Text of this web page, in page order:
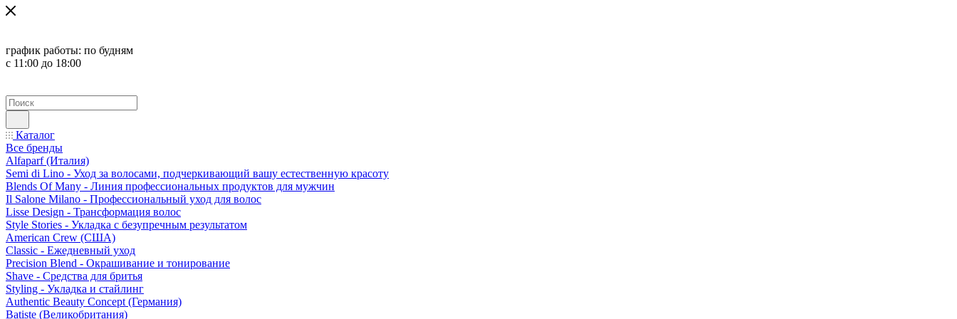
график работы: по будням
с 11:00 до 18:00
Каталог
Все бренды
Alfaparf (Италия)
Semi di Lino - Уход за волосами, подчеркивающий вашу естественную красоту
Blends Of Many - Линия профессиональных продуктов для мужчин
Il Salone Milano - Профессиональный уход для волос
Lisse Design - Трансформация волос
Style Stories - Укладка с безупречным результатом
American Crew (США)
Classic - Ежедневный уход
Precision Blend - Окрашивание и тонирование
Shave - Средства для бритья
Styling - Укладка и стайлинг
Authentic Beauty Concept (Германия)
Batiste (Великобритания)